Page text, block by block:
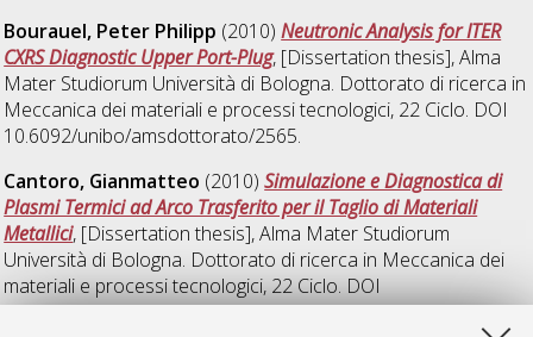
Bourauel, Peter Philipp (2010)Neutronic Analysis for ITER
CXRS Diagnostic Upper Port-Plug, [Dissertation thesis], Alma
Mater Studiorum Università di Bologna. Dottorato di ricerca in
Meccanica dei materiali e processi tecnologici, 22 Ciclo. DOI
10.6092/unibo/amsdottorato/2565.
Cantoro, Gianmatteo (2010)Simulazione e Diagnostica di
Plasmi Termici ad Arco Trasferito per il Taglio di Materiali
Metallici, [Dissertation thesis], Alma Mater Studiorum
Università di Bologna. Dottorato di ricerca in Meccanica dei
materiali e processi tecnologici, 22 Ciclo. DOI
10.6092/unibo/amsdottorato/2829.